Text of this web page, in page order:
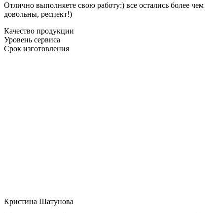
Отлично выполняете свою работу:) все остались более чем
довольны, респект!)
Качество продукции
Уровень сервиса
Срок изготовления
Кристина Шатунова